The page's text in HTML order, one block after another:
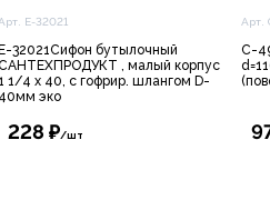
Арт. E-32021
E-32021Сифон бутылочный
, малый корпус
1/4 х 40, с гофрир. шлангом D-
40мм эко
228 ₽/шт
Арт.
C-